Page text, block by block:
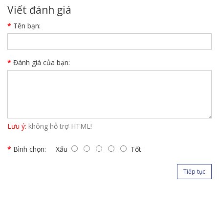
Viết đánh giá
Tên bạn:
Đánh giá của bạn:
Lưu ý: không hỗ trợ HTML!
Bình chọn: Xấu Tốt
Tiếp tục